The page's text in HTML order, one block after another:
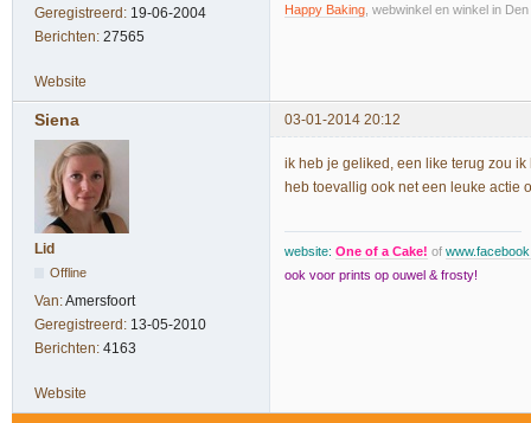
Geregistreerd: 19-06-2004
Berichten: 27565
Happy Baking , webwinkel en winkel in
Website
Siena 03-01-2014 20:12
Lid
Offline
Van:Amersfoort
Geregistreerd: 13-05-2010
Berichten: 4163
ik heb je geliked, een like terug zou ik
heb toevallig ook net een leuke actie
website: One of a Cake! of
ook voor prints op ouwel & frosty!
Website